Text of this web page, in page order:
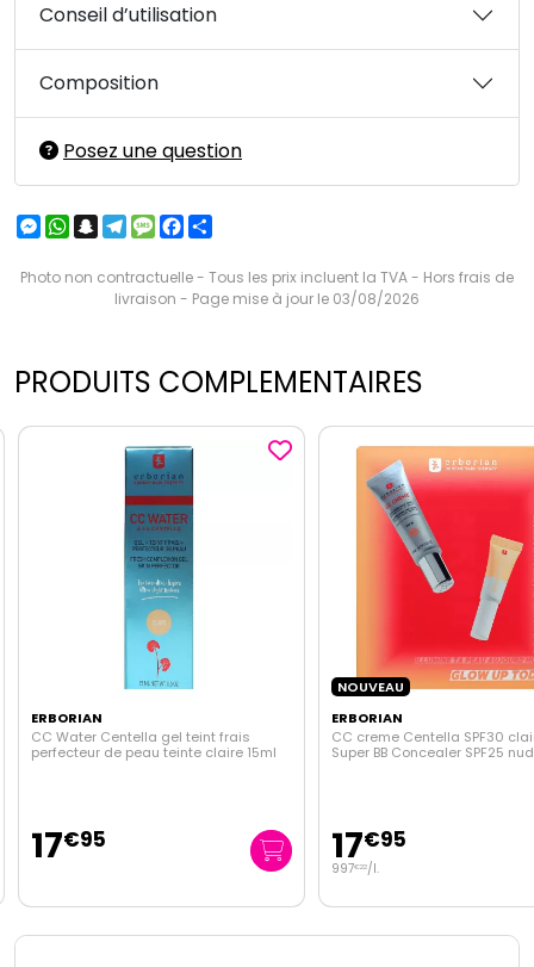
Conseil d’utilisation
Composition
Posez une question
Messenger
WhatsApp
Snapchat
Telegram
MessageFacebook
Photo non contractuelle - Tous les prix incluent la TVA - Hors frais de
livraison - Page mise à jour le 03/08/2026
PRODUITS COMPLEMENTAIRES
ERBORIAN
CC Water Centella gel teint frais
perfecteur de peau teinte claire 15ml
17€95
NOUVEAU
ERBORIAN
CC creme Centella SPF30
Super BB Concealer SPF25
17€95
997€22/l.